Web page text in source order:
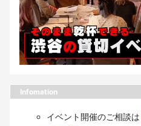
Infomation
イベント開催のご相談は